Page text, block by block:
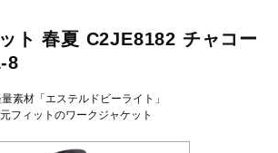
ト 春夏 C2JE8182 チャコー
8
素材「エステルドビーライト」
フィットのワークジャケット